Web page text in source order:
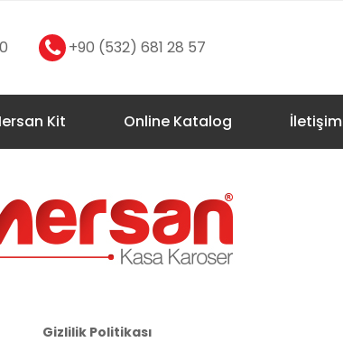
+90 (532) 681 28 57
Kit Online Katalog İletişim
Gizlilik Politikası